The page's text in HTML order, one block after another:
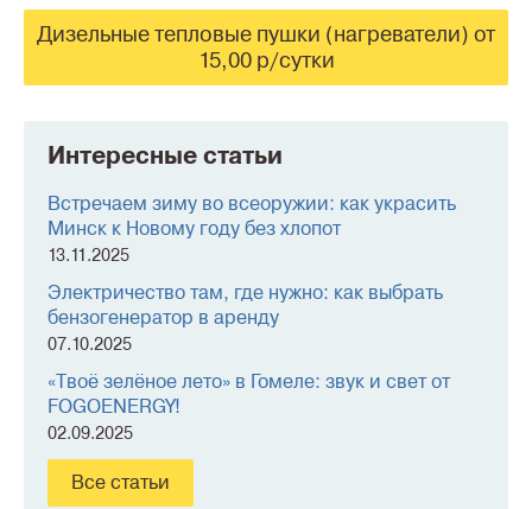
Дизельные тепловые пушки (нагреватели) от
15,00 р/сутки
Интересные статьи
Встречаем зиму во всеоружии: как украсить
Минск к Новому году без хлопот
13.11.2025
Электричество там, где нужно: как выбрать
бензогенератор в аренду
07.10.2025
«Твоё зелёное лето» в Гомеле: звук и свет от
FOGOENERGY!
02.09.2025
Все статьи